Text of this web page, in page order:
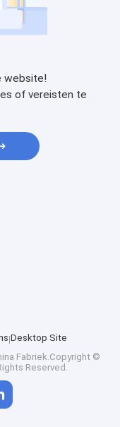
website!
of vereisten te
Desktop Site
Fabriek.Copyright ©
Reserved.